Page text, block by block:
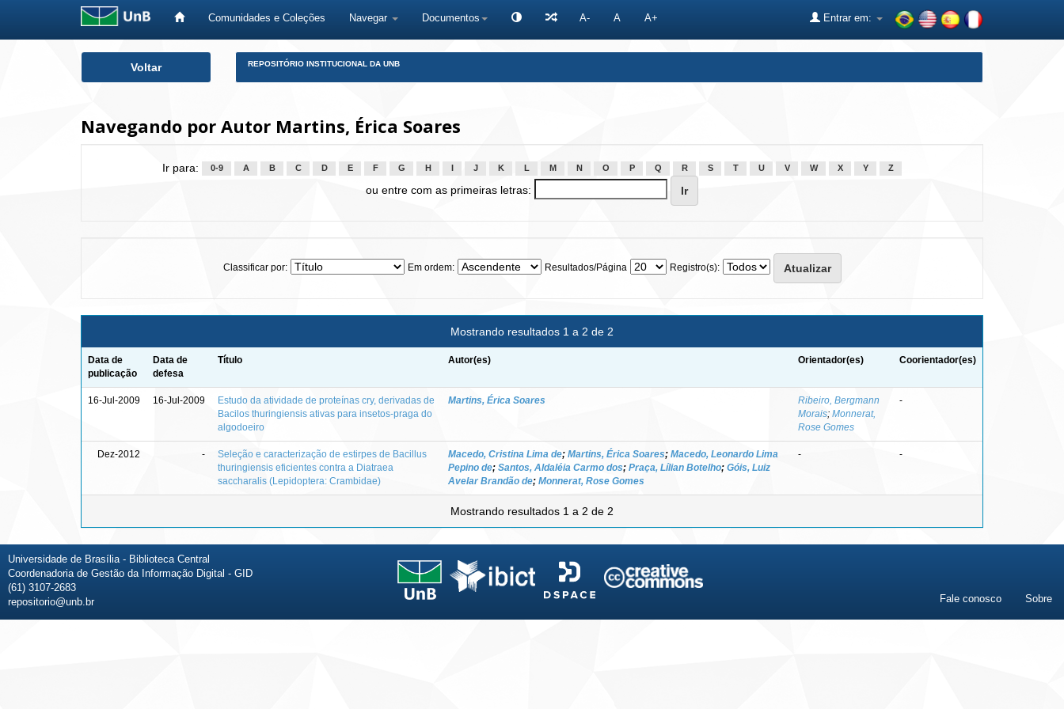
Comunidades e Coleções Navegar Documentos A- A A+ Entrar em:
Voltar REPOSITÓRIO INSTITUCIONAL DA UNB
Navegando por Autor Martins, Érica Soares
Ir para: 0-9 A B C D E F G H J K L M N O P Q R S T U V W X Y Z
ou entre com as primeiras letras:
Classificar por: Em ordem: Resultados/Página Registro(s):
Mostrando resultados 1 a 2 de 2
Data de
publicação
Data de
defesa
Título Autor(es) Orientador(es) Coorientador(es)
16-Jul-2009 16-Jul-2009
Estudo da atividade de proteínas cry, derivadas de
Bacilos thuringiensis ativas para insetos-praga do
algodoeiro
Martins, Érica Soares
Ribeiro, Bergmann
Morais; Monnerat,
Rose Gomes
-
Dez-2012 -
Seleção e caracterização de estirpes de Bacillus
thuringiensis eficientes contra a Diatraea
saccharalis (Lepidoptera: Crambidae)
Macedo, Cristina Lima de; Martins, Érica Soares; Macedo, Leonardo Lima
Pepino de; Santos, Aldaléia Carmo dos; Praça, Lílian Botelho; Góis, Luiz
Avelar Brandão de; Monnerat, Rose Gomes
- -
Mostrando resultados 1 a 2 de 2
Universidade de Brasília - Biblioteca Central
Coordenadoria de Gestão da Informação Digital - GID
(61) 3107-2683
repositorio@unb.br
Fale conosco Sobre